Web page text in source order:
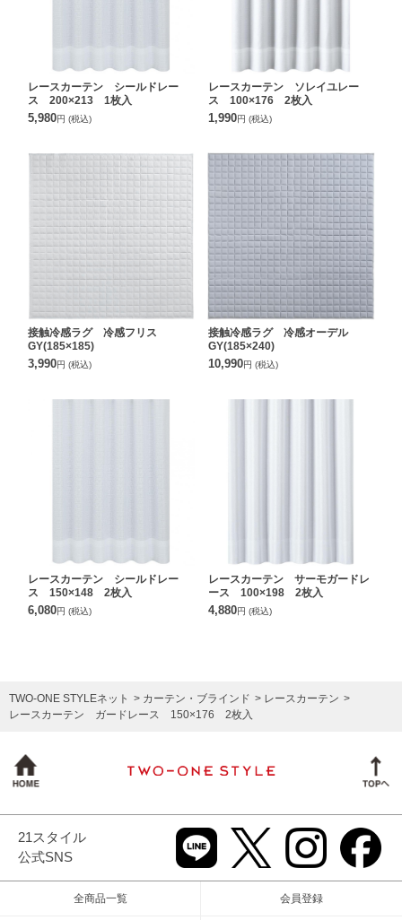
レースカーテン シールドレー
ス 200×213 1枚入
5,980円 (税込)
レースカーテン ソレイユレー
ス 100×176 2枚入
1,990円 (税込)
接触冷感ラグ 冷感フリス
GY(185×185)
3,990円 (税込)
接触冷感ラグ 冷感オーデル
GY(185×240)
10,990円 (税込)
レースカーテン シールドレー
ス 150×148 2枚入
6,080円 (税込)
レースカーテン サーモガードレ
ース 100×198 2枚入
4,880円 (税込)
TWO-ONE STYLEネット カーテン・ブラインド
レースカーテン
レースカーテン ガードレース 150×176 2枚入
21スタイル
公式SNS
全商品一覧 会員登録